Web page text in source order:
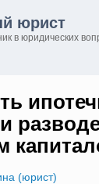
юрист
в юридических
(юрист)